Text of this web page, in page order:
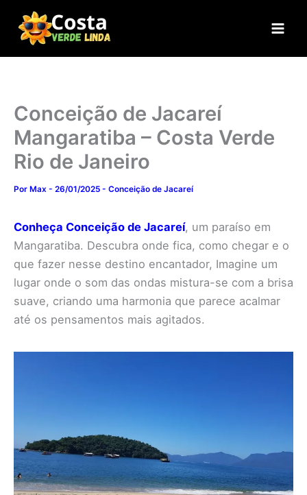
para
Conceição de Jacareí
Mangaratiba – Costa Verde
Rio de Janeiro
Por Max - 26/01/2025 - Conceição de Jacareí
Conheça Conceição de Jacareí, um paraíso em
Mangaratiba. Descubra onde fica, como chegar e o
que fazer nesse destino encantador, Imagine um
lugar onde o som das ondas mistura-se com a brisa
suave, criando uma harmonia que parece acalmar
até os pensamentos mais agitados.